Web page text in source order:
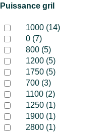
Puissance gril
1000 (14)
0 (7)
800 (5)
1200 (5)
1750 (5)
700 (3)
1100 (2)
1250 (1)
1900 (1)
2800 (1)